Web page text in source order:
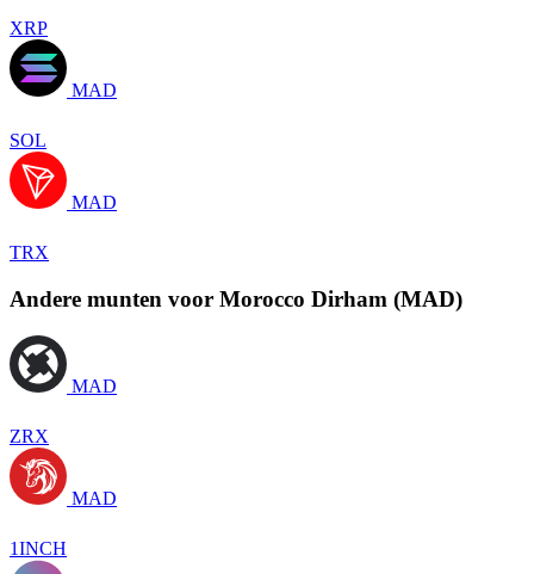
XRP
MAD
SOL
MAD
TRX
Andere munten voor Morocco Dirham (MAD)
MAD
ZRX
MAD
1INCH